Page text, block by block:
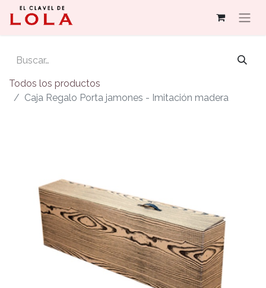
Todos los productos
Caja Regalo Porta jamones - Imitación madera